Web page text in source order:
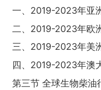
一、2019-2023年亚
二、2019-2023年欧
三、2019-2023年美
四、2019-2023年澳
第三节 全球生物柴油